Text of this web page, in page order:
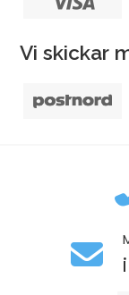
Vi skickar